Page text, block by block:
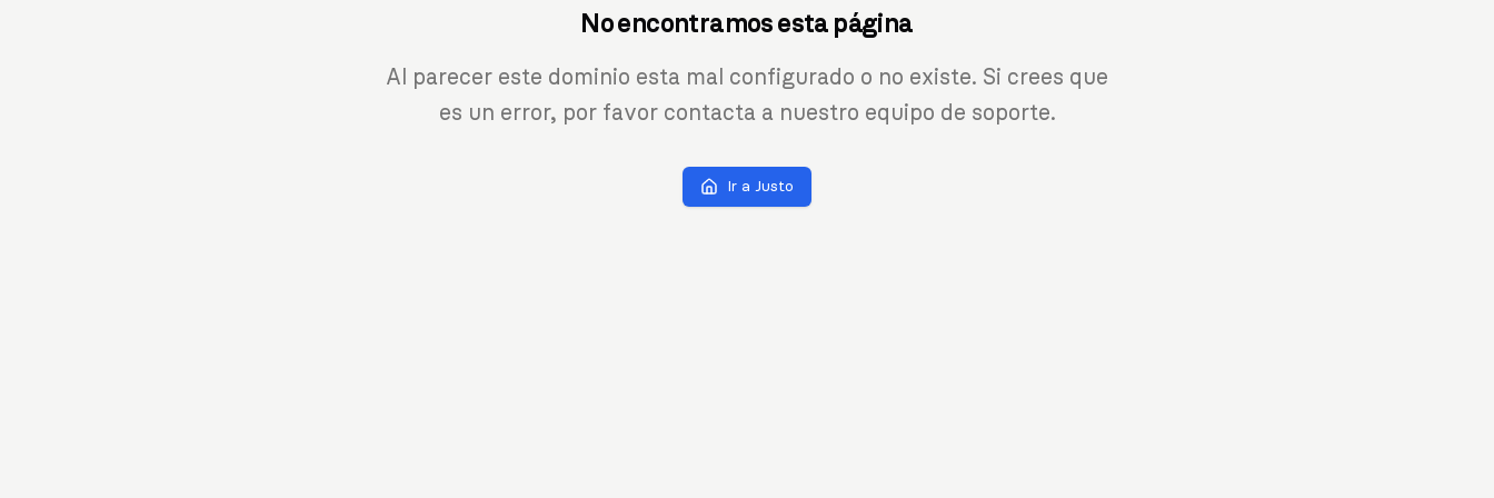
No encontramos esta página
Al parecer este dominio esta mal configurado o no existe. Si crees que
es un error, por favor contacta a nuestro equipo de soporte.
Ir a Justo